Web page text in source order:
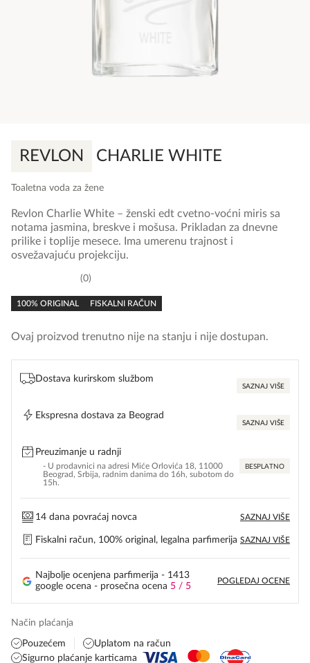
REVLON CHARLIE WHITE
Toaletna voda za žene
rating
0
100% ORIGINAL FISKALNI RAČUN
Revlon Charlie White – ženski edt cvetno-voćni miris sa
notama jasmina, breskve i mošusa. Prikladan za dnevne
prilike i toplije mesece. Ima umerenu trajnost i
osvežavajuću projekciju.
Ovaj proizvod trenutno nije na stanju i nije dostupan.
Dostava kurirskom službom
SAZNAJ VIŠE
Ekspresna dostava za Beograd
SAZNAJ VIŠE
Preuzimanje u radnji
- U prodavnici na adresi Miće Orlovića 18, 11000
Beograd, Srbija, radnim danima do 16h, subotom do
15h.
BESPLATNO
14 dana povraćaj novca SAZNAJ VIŠE
Fiskalni račun, 100% original, legalna parfimerija SAZNAJ VIŠE
Najbolje ocenjena parfimerija - 1413
google ocena - prosečna ocena 5 / 5
POGLEDAJ OCENE
Način plaćanja
Pouzećem
Uplatom na račun
Sigurno plaćanje karticama